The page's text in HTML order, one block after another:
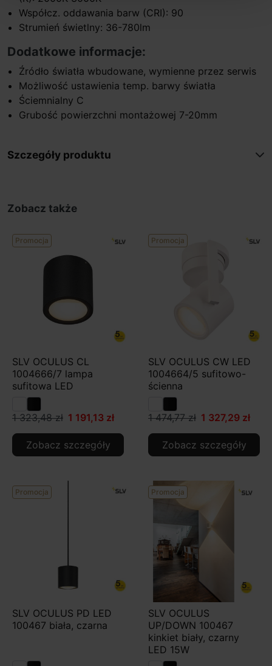
Współcz. oddawania barw (CRI): 90
Strumień świetlny: 36-780lm
Dodatkowe informacje:
Źródło światła wbudowane, wymienne przez serwis
Możliwość ustawienia temp. barwy światła
Ściemnialny C
Grubość powierzchni montażowej 7-20mm
Szczegóły produktu
Zobacz także
Promocja
SLV OCULUS CL
1004666/7 lampa
sufitowa LED
1 323,48 zł 1 191,13 zł
Zobacz szczegóły
Promocja
SLV OCULUS CW LED
1004664/5 sufitowo-
ścienna
1 474,77 zł 1 327,29 zł
Zobacz szczegóły
Promocja
SLV OCULUS PD LED
100467 biała, czarna
Promocja
SLV OCULUS
UP/DOWN 100467
kinkiet biały, czarny
LED 15W